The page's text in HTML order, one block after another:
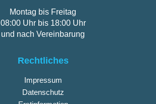
Montag bis Freitag
08:00 Uhr bis 18:00 Uhr
und nach Vereinbarung
Rechtliches
Impressum
Datenschutz